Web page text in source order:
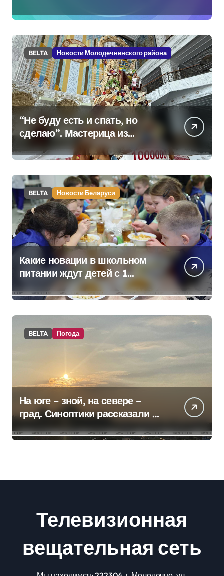
BELTA Новости Молодечненского района
“Не буду есть и спать, но
сделаю”. Мастерица из
Молодечно о 50-
килограммовом каравае для
Дворца Независимости
BELTA Новости Беларуси
Какие новации в школьном
питании ждут детей с 1
сентября, рассказали в
правительстве
BELTA Погода
На юге – зной, на севере –
град. Синоптики рассказали о
погоде на сегодня
Телевизионная
вещательная сеть